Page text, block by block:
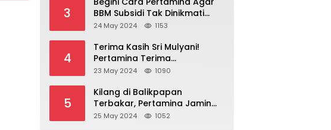
3
BBM Subsidi Tak Dinikmati
Orang Kaya!
24 May 2024 1153
4
Terima Kasih Sri Mulyani!
Pertamina Terima
Kompensasi BBM Rp 43,52
23 May 2024 1090
5
Kilang di Balikpapan
Terbakar, Pertamina Jamin
Pasokan BBM Aman
25 May 2024 1052